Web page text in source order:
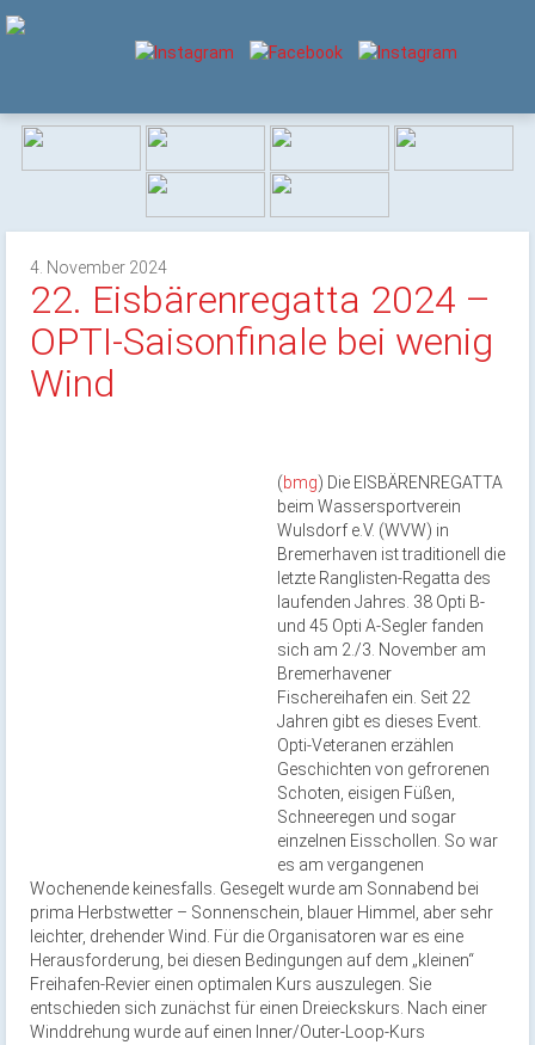
4. November 2024
22. Eisbärenregatta 2024 –
OPTI-Saisonfinale bei wenig
Wind
(bmg) Die EISBÄRENREGATTA
beim Wassersportverein
Wulsdorf e.V. (WVW) in
Bremerhaven ist traditionell die
letzte Ranglisten-Regatta des
laufenden Jahres. 38 Opti B-
und 45 Opti A-Segler fanden
sich am 2./3. November am
Bremerhavener
Fischereihafen ein. Seit 22
Jahren gibt es dieses Event.
Opti-Veteranen erzählen
Geschichten von gefrorenen
Schoten, eisigen Füßen,
Schneeregen und sogar
einzelnen Eisschollen. So war
es am vergangenen
Wochenende keinesfalls. Gesegelt wurde am Sonnabend bei
prima Herbstwetter – Sonnenschein, blauer Himmel, aber sehr
leichter, drehender Wind. Für die Organisatoren war es eine
Herausforderung, bei diesen Bedingungen auf dem „kleinen“
Freihafen-Revier einen optimalen Kurs auszulegen. Sie
entschieden sich zunächst für einen Dreieckskurs. Nach einer
Winddrehung wurde auf einen Inner/Outer-Loop-Kurs